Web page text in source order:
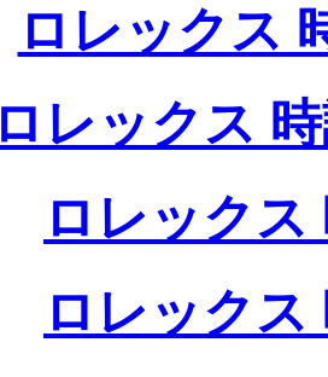
ロレックス
ロレックス
ロレックス
ロレックス